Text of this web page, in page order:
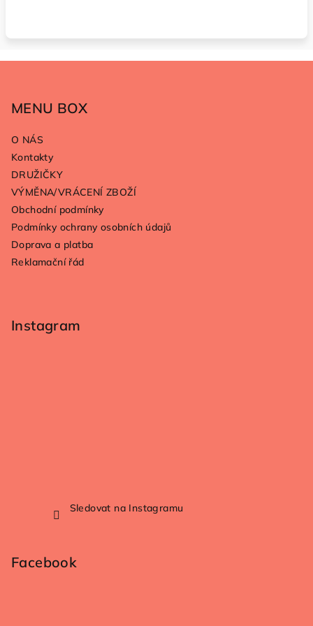
MENU BOX
O NÁS
Kontakty
DRUŽIČKY
VÝMĚNA/VRÁCENÍ ZBOŽÍ
Obchodní podmínky
Podmínky ochrany osobních údajů
Doprava a platba
Reklamační řád
Instagram
Sledovat na Instagramu
Facebook